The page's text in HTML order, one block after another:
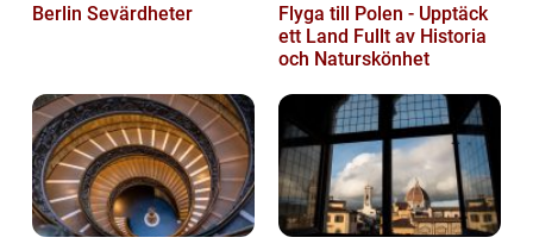
Berlin Sevärdheter
Flyga till Polen - Upptäck
ett Land Fullt av Historia
och Naturskönhet